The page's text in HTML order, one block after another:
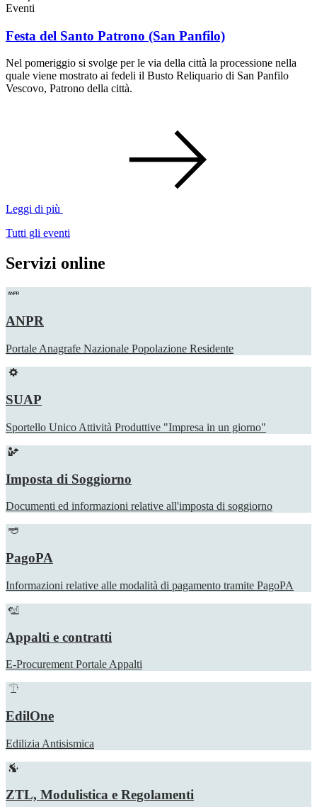
Eventi
Festa del Santo Patrono (San Panfilo)
Nel pomeriggio si svolge per le via della città la processione nella
quale viene mostrato ai fedeli il Busto Reliquario di San Panfilo
Vescovo, Patrono della città.
Leggi di più
Tutti gli eventi
Servizi online
ANPR
Portale Anagrafe Nazionale Popolazione Residente
SUAP
Sportello Unico Attività Produttive "Impresa in un giorno"
Imposta di Soggiorno
Documenti ed informazioni relative all'imposta di soggiorno
PagoPA
Informazioni relative alle modalità di pagamento tramite PagoPA
Appalti e contratti
E-Procurement Portale Appalti
EdilOne
Edilizia Antisismica
ZTL, Modulistica e Regolamenti